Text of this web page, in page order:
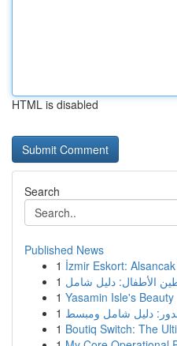
HTML is disabled
Search
Published News
1 İzmir Eskort:
1 الأطفال: دليل شامل
1 Yasamin Isle's Beauty
1 دليل شامل ومبسط
1 Boutiq Switch: The